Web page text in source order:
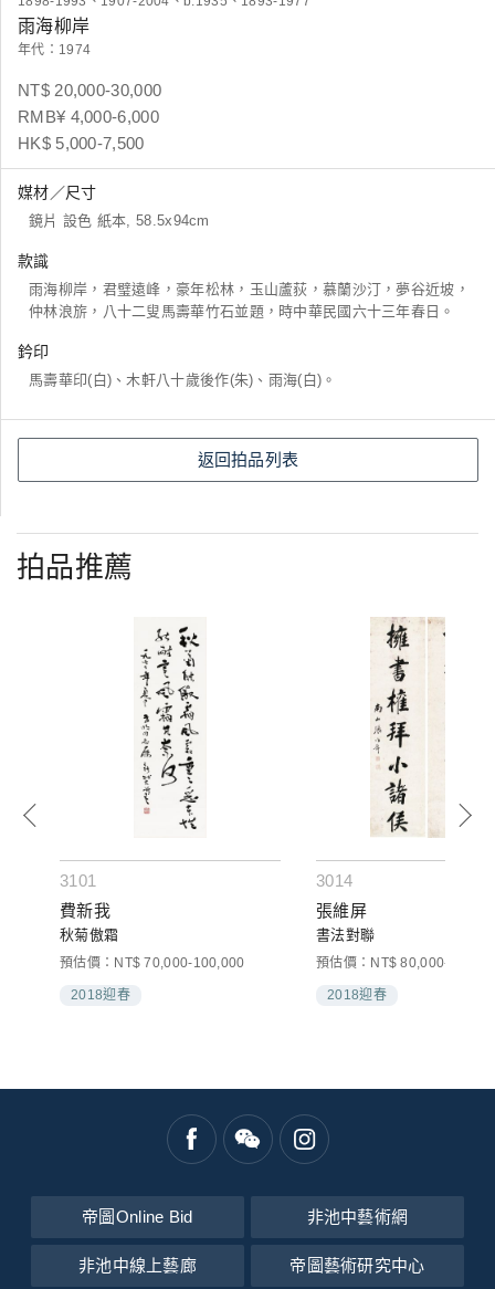
雨海柳岸
年代：1974
NT$ 20,000-30,000
RMB¥ 4,000-6,000
HK$ 5,000-7,500
媒材／尺寸
鏡片 設色 紙本, 58.5x94cm
款識
雨海柳岸，君璧遠峰，豪年松林，玉山蘆荻，慕蘭沙汀，夢谷近坡，
仲林浪旂，八十二叟馬壽華竹石並題，時中華民國六十三年春日。
鈐印
馬壽華印(白)、木軒八十歲後作(朱)、雨海(白)。
返回拍品列表
拍品推薦
3101
費新我
秋菊傲霜
預估價：NT$ 70,000-100,000
2018迎春
3014
張維屏
書法對聯
預估價：NT$ 80,000-
2018迎春
帝圖Online Bid 非池中藝術網
非池中線上藝廊 帝圖藝術研究中心